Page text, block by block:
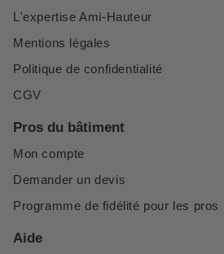
L'expertise Ami-Hauteur
Mentions légales
Politique de confidentialité
CGV
Pros du bâtiment
Mon compte
Demander un devis
Programme de fidélité pour les pros
Aide